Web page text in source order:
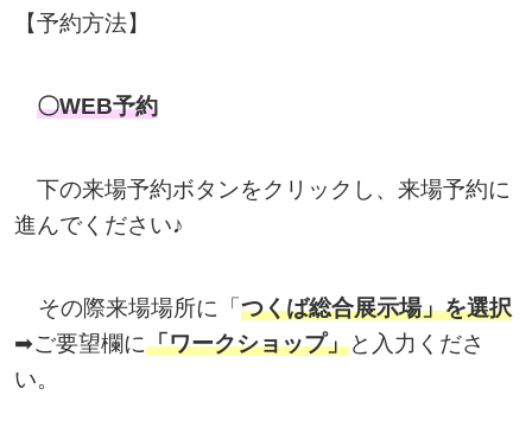
【予約方法】
〇WEB予約
下の来場予約ボタンをクリックし、来場予約に
進んでください♪
その際来場場所に「つくば総合展示場」を選択
➡ご要望欄に「ワークショップ」と入力くださ
い。